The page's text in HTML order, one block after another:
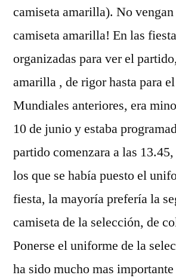
camiseta amarilla). No
camiseta amarilla! En las
organizadas para ver el
amarilla , de rigor hasta para
Mundiales anteriores, era
10 de junio y estaba
partido comenzara a las
los que se había puesto el
fiesta, la mayoría prefería la
camiseta de la selección, de
Ponerse el uniforme de la
ha sido mucho mas